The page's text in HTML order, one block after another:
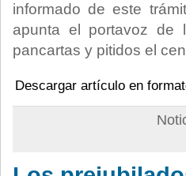
informado de este
apunta el portavoz de
pancartas y pitidos el
Descargar artículo en